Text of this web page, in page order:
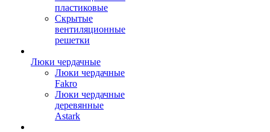
пластиковые
Скрытые
вентиляционные
решетки
Люки чердачные
Люки чердачные
Fakro
Люки чердачные
деревянные
Astark